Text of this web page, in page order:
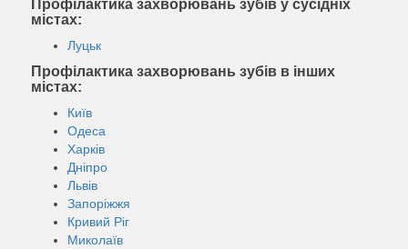
Профілактика захворювань зубів у сусідніх
містах:
Луцьк
Профілактика захворювань зубів в інших
містах:
Київ
Одеса
Харків
Дніпро
Львів
Запоріжжя
Кривий Ріг
Миколаїв